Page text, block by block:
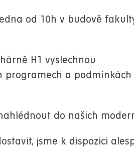
od 10h v budově
H1 vyslechnou
programech a podmínkách
do našich
jsme k dispozici